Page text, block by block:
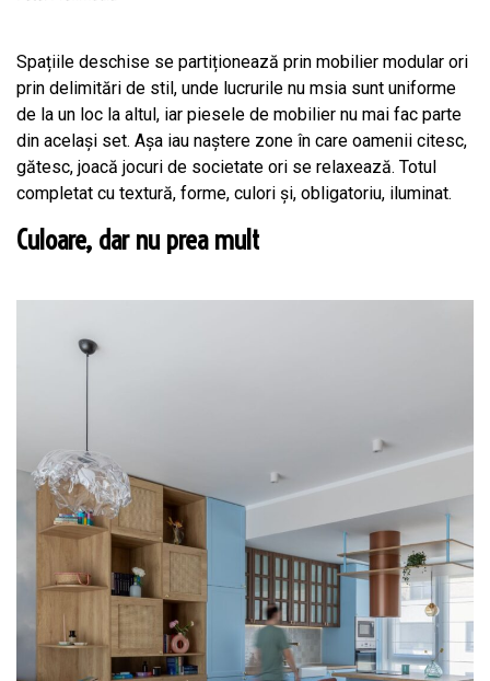
Spațiile deschise se partiționează prin mobilier modular ori
prin delimitări de stil, unde lucrurile nu msia sunt uniforme
de la un loc la altul, iar piesele de mobilier nu mai fac parte
din același set. Așa iau naștere zone în care oamenii citesc,
gătesc, joacă jocuri de societate ori se relaxează. Totul
completat cu textură, forme, culori și, obligatoriu, iluminat.
Culoare, dar nu prea mult